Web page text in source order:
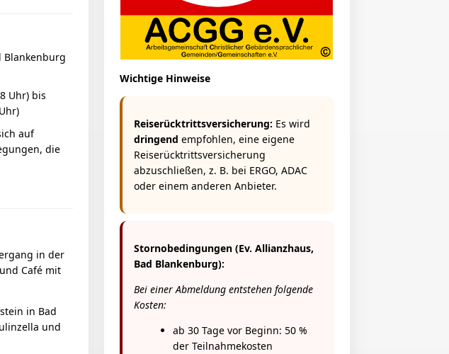
Blankenburg
Uhr) bis
auf
die
in der
Café mit
in Bad
und
Wichtige Hinweise
Reiserücktrittsversicherung: Es wird
dringend empfohlen, eine eigene
Reiserücktrittsversicherung
abzuschließen, z. B. bei ERGO, ADAC
oder einem anderen Anbieter.
Stornobedingungen (Ev. Allianzhaus,
Bad Blankenburg):
Bei einer Abmeldung entstehen folgende
Kosten:
ab 30 Tage vor Beginn: 50 %
der Teilnahmekosten